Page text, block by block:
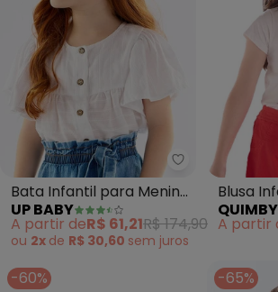
Up Baby -
Bata Infantil para Menina
em Cotton (Branco)
UP BABY
A partir deR$ 61,21R$ 174,90
ou 2x de R$ 30,60 sem juros
Blusa
QUIMBY
A partir
-60% -65%